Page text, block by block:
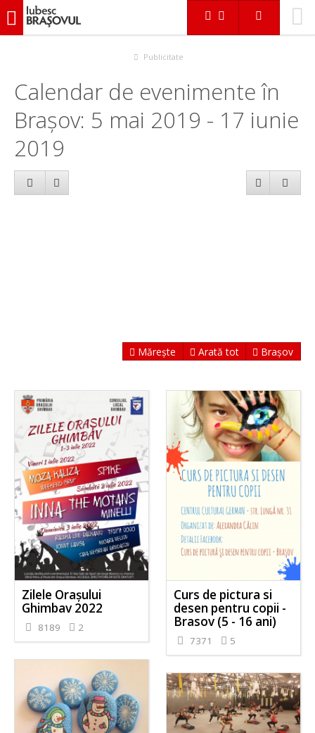
iubescbraşovul.ro
Publicitate
Calendar de evenimente în
Brașov: 5 mai 2019 - 17 iunie
2019
Mărește Arată tot Brașov
Zilele Orașului
Ghimbav 2022
8189 2
Curs de pictura si
desen pentru copii -
Brasov (5 - 16 ani)
7371 5